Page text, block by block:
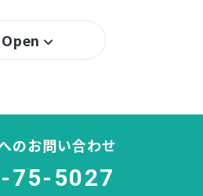
Open
のお問い合わせ
75-5027